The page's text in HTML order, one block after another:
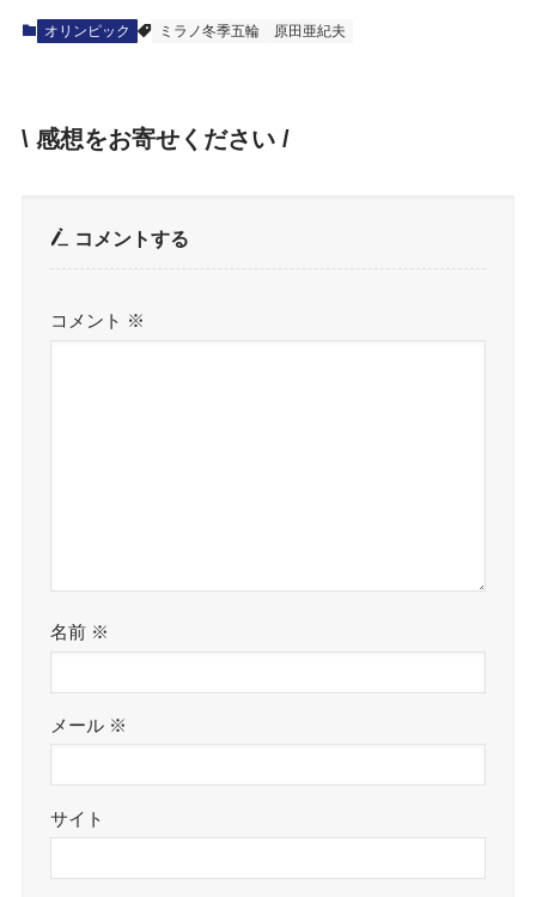
オリンピック ミラノ冬季五輪 原田亜紀夫
\ 感想をお寄せください /
コメントする
コメント ※
名前 ※
メール ※
サイト